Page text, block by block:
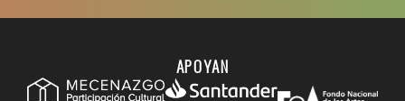
APOYAN